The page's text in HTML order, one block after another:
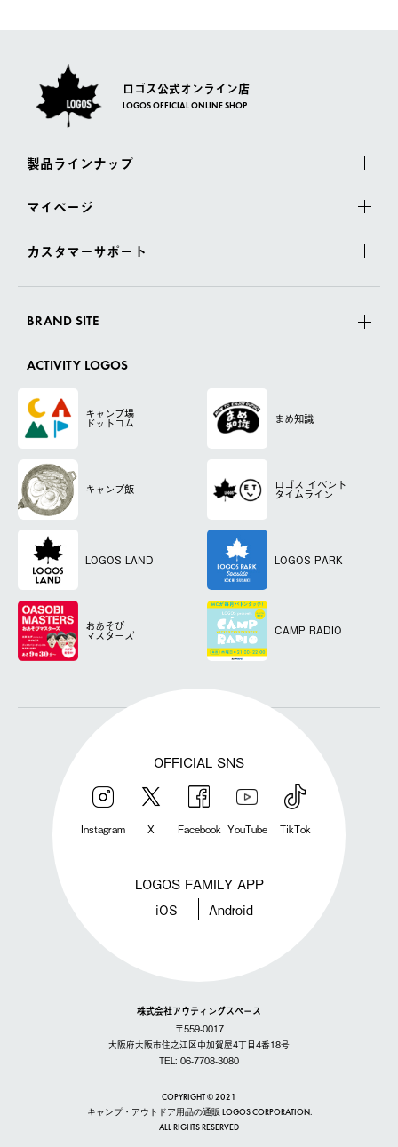
ロゴス公式オンライン店
LOGOS OFFICIAL ONLINE SHOP
製品ラインナップ
マイページ
カスタマーサポート
BRAND SITE
ACTIVITY LOGOS
キャンプ場
ドットコム まめ知識
キャンプ飯 ロゴス イベント
タイムライン
LOGOS LAND LOGOS PARK
おあそび
マスターズ CAMP RADIO
OFFICIAL SNS
Instagram X Facebook YouTube TikTok
LOGOS FAMILY APP
iOS Android
株式会社アウティングスペース
〒559-0017
大阪府大阪市住之江区中加賀屋4丁目4番18号
TEL: 06-7708-3080
COPYRIGHT © 2021
キャンプ・アウトドア用品の通販 LOGOS CORPORATION.
ALL RIGHTS RESERVED